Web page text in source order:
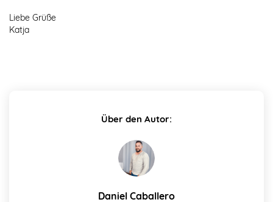
Liebe Grüße
Katja
Über den Autor:
Daniel Caballero